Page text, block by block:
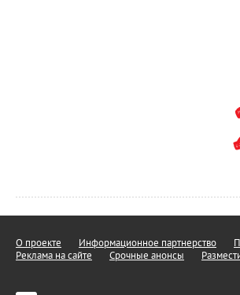
О проекте Информационное партнерство
Реклама на сайте
Срочные анонсы